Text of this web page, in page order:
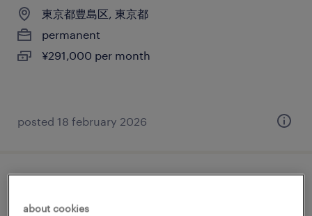
東京都豊島区, 東京都
permanent
¥291,000 per month
posted 18 february 2026
電・携帯・その他）
about cookies